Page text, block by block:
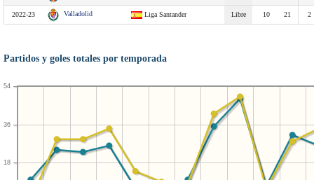
2022-23 Valladolid Liga Santander Libre 10 21 2
Partidos y goles totales por temporada
18
36
54